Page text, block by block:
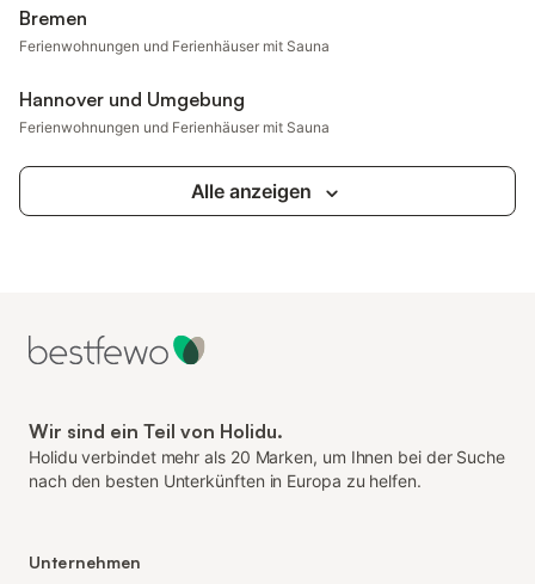
Bremen
Ferienwohnungen und Ferienhäuser mit Sauna
Hannover und Umgebung
Ferienwohnungen und Ferienhäuser mit Sauna
Alle anzeigen
Wir sind ein Teil von Holidu.
Holidu verbindet mehr als 20 Marken, um Ihnen bei der Suche
nach den besten Unterkünften in Europa zu helfen.
Unternehmen